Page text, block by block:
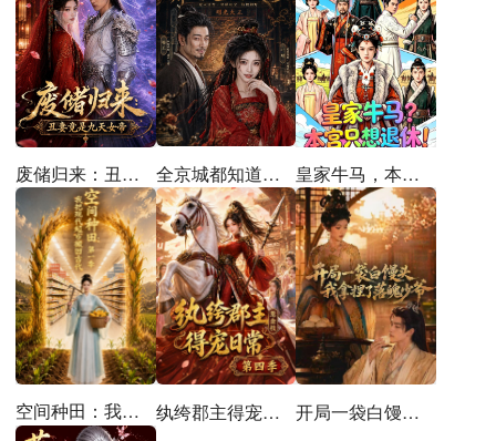
废储归来：丑妻竟是九天女帝 全京城都知道，那对父女是双坑了 皇家牛马，本宫只想退休
空间种田：我把现代超市搬回古代第一季 纨绔郡主得宠日常：惹金枝第四季 开局一袋白馒头，我拿捏了落魄少爷